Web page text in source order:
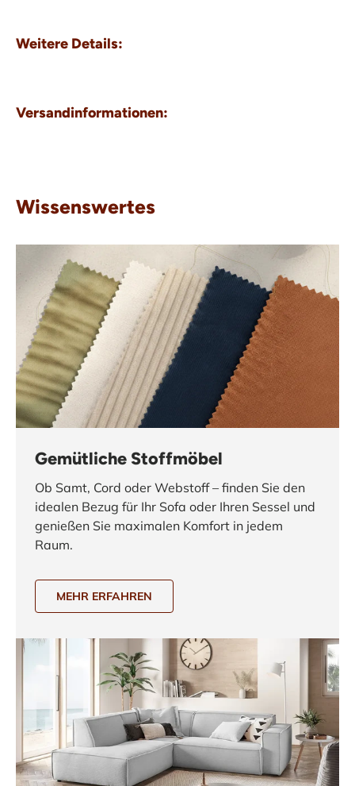
Weitere Details:
Versandinformationen:
Wissenswertes
Gemütliche Stoffmöbel
Ob Samt, Cord oder Webstoff – finden Sie den
idealen Bezug für Ihr Sofa oder Ihren Sessel und
genießen Sie maximalen Komfort in jedem
Raum.
MEHR ERFAHREN